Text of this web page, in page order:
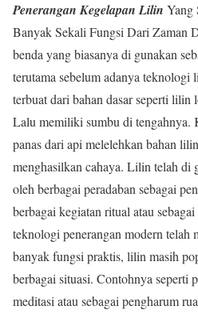
Penerangan Kegelapan Lilin Yang
Banyak Sekali Fungsi Dari Zaman
benda yang biasanya di gunakan
terutama sebelum adanya
terbuat dari bahan dasar seperti lilin
Lalu memiliki sumbu di tengahnya.
panas dari api melelehkan bahan
menghasilkan cahaya. Lilin telah di
oleh berbagai peradaban sebagai
berbagai kegiatan ritual atau
teknologi penerangan modern telah
banyak fungsi praktis, lilin masih
berbagai situasi. Contohnya seperti
meditasi atau sebagai pengharum